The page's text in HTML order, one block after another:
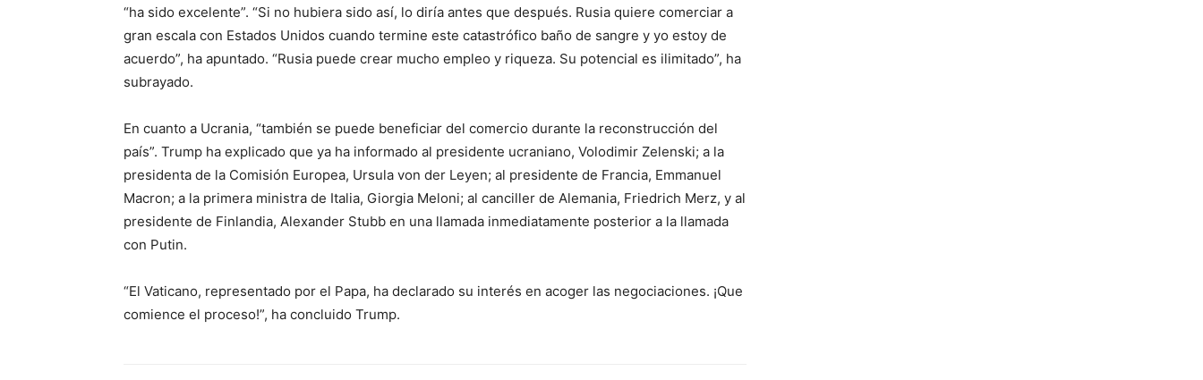
“ha sido excelente”. “Si no hubiera sido así, lo diría antes que después. Rusia quiere comerciar a
gran escala con Estados Unidos cuando termine este catastrófico baño de sangre y yo estoy de
acuerdo”, ha apuntado. “Rusia puede crear mucho empleo y riqueza. Su potencial es ilimitado”, ha
subrayado.
En cuanto a Ucrania, “también se puede beneficiar del comercio durante la reconstrucción del
país”. Trump ha explicado que ya ha informado al presidente ucraniano, Volodimir Zelenski; a la
presidenta de la Comisión Europea, Ursula von der Leyen; al presidente de Francia, Emmanuel
Macron; a la primera ministra de Italia, Giorgia Meloni; al canciller de Alemania, Friedrich Merz, y al
presidente de Finlandia, Alexander Stubb en una llamada inmediatamente posterior a la llamada
con Putin.
“El Vaticano, representado por el Papa, ha declarado su interés en acoger las negociaciones. ¡Que
comience el proceso!”, ha concluido Trump.